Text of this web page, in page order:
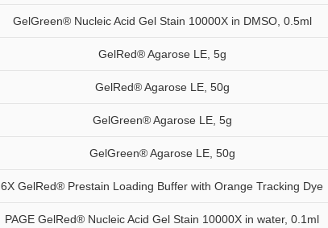
GelGreen® Nucleic Acid Gel Stain 10000X in DMSO, 0.5ml
GelRed® Agarose LE, 5g
GelRed® Agarose LE, 50g
GelGreen® Agarose LE, 5g
GelGreen® Agarose LE, 50g
6X GelRed® Prestain Loading Buffer with Orange Tracking Dye
PAGE GelRed® Nucleic Acid Gel Stain 10000X in water, 0.1ml